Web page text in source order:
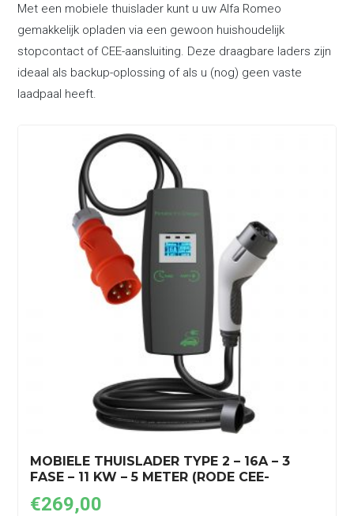
Met een mobiele thuislader kunt u uw Alfa Romeo
gemakkelijk opladen via een gewoon huishoudelijk
stopcontact of CEE-aansluiting. Deze draagbare laders zijn
ideaal als backup-oplossing of als u (nog) geen vaste
laadpaal heeft.
MOBIELE THUISLADER TYPE 2 – 16A – 3
FASE – 11 KW – 5 METER (RODE CEE-
€269,00